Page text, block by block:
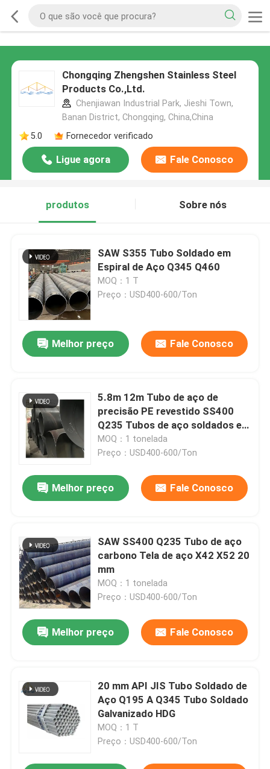
Chongqing Zhengshen Stainless Steel
Products Co.,Ltd.
Chenjiawan Industrial Park, Jieshi Town,
Banan District, Chongqing, China,China
5.0
Fornecedor verificado
Ligue agora Fale Conosco
produtos Sobre nós
SAW S355 Tubo Soldado em
Espiral de Aço Q345 Q460
MOQ：1 T
Preço：USD400-600/Ton
Melhor preço Fale Conosco
5.8m 12m Tubo de aço de
precisão PE revestido SS400
Q235 Tubos de aço soldados em
espiral
MOQ：1 tonelada
Preço：USD400-600/Ton
Melhor preço Fale Conosco
SAW SS400 Q235 Tubo de aço
carbono Tela de aço X42 X52 20
mm
MOQ：1 tonelada
Preço：USD400-600/Ton
Melhor preço Fale Conosco
20 mm API JIS Tubo Soldado de
Aço Q195 A Q345 Tubo Soldado
Galvanizado HDG
MOQ：1 T
Preço：USD400-600/Ton